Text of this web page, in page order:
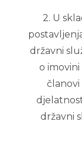
2. U
državni
o
članovi
državni